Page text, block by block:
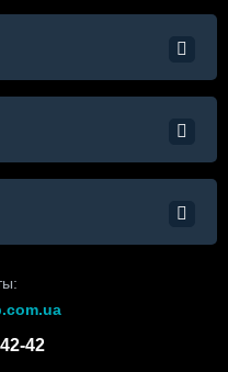
42